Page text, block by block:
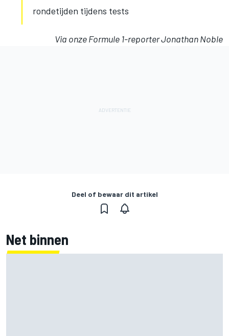
rondetijden tijdens tests
Via onze Formule 1-reporter Jonathan Noble
Deel of bewaar dit artikel
Net binnen